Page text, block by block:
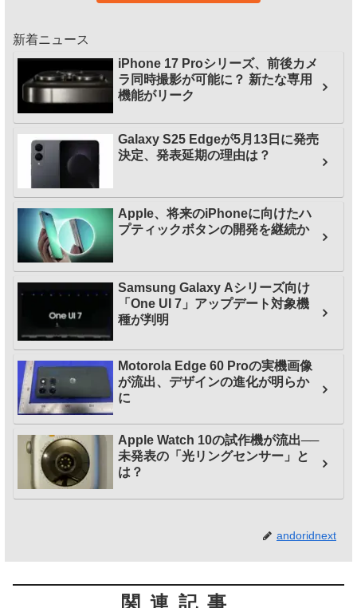
新着ニュース
iPhone 17 Proシリーズ、前後カメ
ラ同時撮影が可能に？ 新たな専用
機能がリーク
Galaxy S25 Edgeが5月13日に発売
決定、発表延期の理由は？
Apple、将来のiPhoneに向けたハ
プティックボタンの開発を継続か
Samsung Galaxy Aシリーズ向け
「One UI 7」アップデート対象機
種が判明
Motorola Edge 60 Proの実機画像
が流出、デザインの進化が明らか
に
Apple Watch 10の試作機が流出──
未発表の「光リングセンサー」と
は？
andoridnext
関連記事